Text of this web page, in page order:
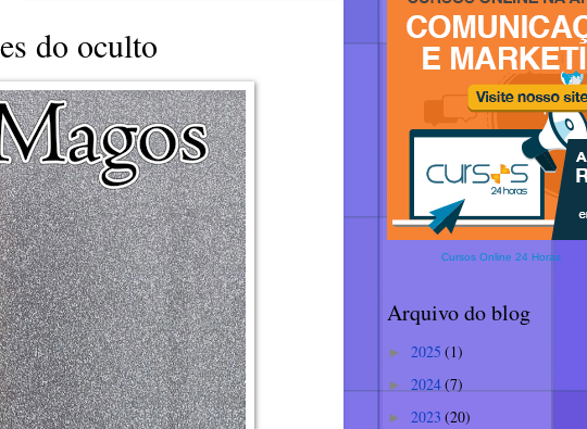
do oculto
Cursos Online 24 Horas
Arquivo do blog
► 2025 (1)
► 2024(7)
► 2023 (20)